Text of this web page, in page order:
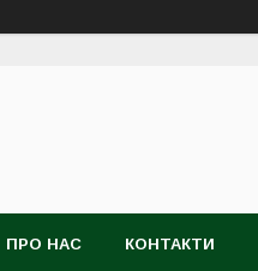
ПРО НАС КОНТАКТИ